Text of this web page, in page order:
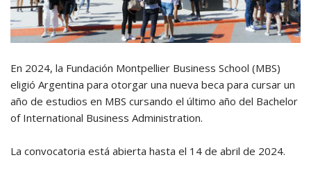
En 2024, la Fundación Montpellier Business School (MBS)
eligió Argentina para otorgar una nueva beca para cursar un
año de estudios en MBS cursando el último año del Bachelor
of International Business Administration.
La convocatoria está abierta hasta el 14 de abril de 2024.